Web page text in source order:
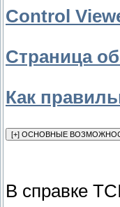
Control
Страница
Как
В справке